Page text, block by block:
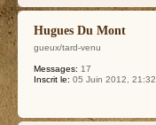
Hugues Du Mont
gueux/tard-venu
Messages: 17
Inscrit le: 05 Juin 2012, 21:32